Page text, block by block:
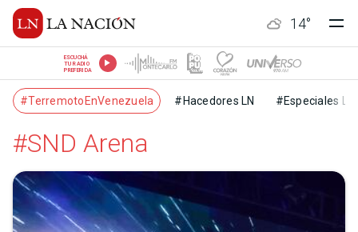
14°
ESCUCHÁ
TU RADIO
PREFERIDA
#TerremotoEnVenezuela #Hacedores LN #Especiales LN
#SND Arena